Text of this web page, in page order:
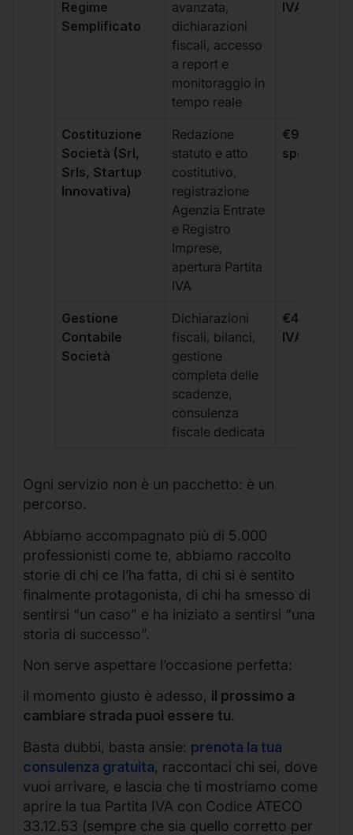
Regime
Semplificato
avanzata,
dichiarazioni
fiscali, accesso
a report e
monitoraggio in
tempo reale
IVA/
Costituzione
Società (Srl,
Srls, Startup
Innovativa)
Redazione
statuto e atto
costitutivo,
registrazione
Agenzia Entrate
e Registro
Imprese,
apertura Partita
IVA
€99 + IVA
spese
Gestione
Contabile
Società
Dichiarazioni
fiscali, bilanci,
gestione
completa delle
scadenze,
consulenza
fiscale dedicata
€499 +
IVA/
Ogni servizio non è un pacchetto: è un
percorso.
Abbiamo accompagnato più di 5.000
professionisti come te, abbiamo raccolto
storie di chi ce l’ha fatta, di chi si è sentito
finalmente protagonista, di chi ha smesso di
sentirsi “un caso” e ha iniziato a sentirsi “una
storia di successo”.
Non serve aspettare l’occasione perfetta:
il momento giusto è adesso, il prossimo a
cambiare strada puoi essere tu.
Basta dubbi, basta ansie: prenota la tua
consulenza gratuita, raccontaci chi sei, dove
vuoi arrivare, e lascia che ti mostriamo come
aprire la tua Partita IVA con Codice ATECO
33.12.53 (sempre che sia quello corretto per